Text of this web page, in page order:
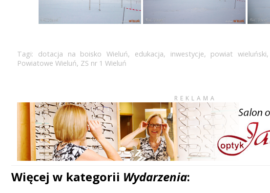
Tagi: dotacja na boisko Wieluń, edukacja, inwestycje, powiat wieluński,
Powiatowe Wieluń, ZS nr 1 Wieluń
REKLAMA
Więcej w kategorii Wydarzenia: